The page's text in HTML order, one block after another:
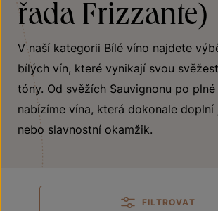
řada Frizzante)
V naší kategorii Bílé víno najdete
bílých vín, které vynikají svou
tóny. Od svěžích Sauvignonu po plné
nabízíme vína, která dokonale
nebo slavnostní okamžik.
FILTROVAT